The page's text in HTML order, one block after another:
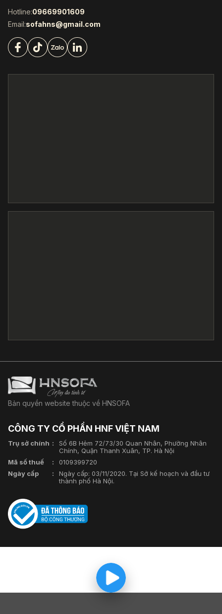
Hotline:09669901609
Email:sofahns@gmail.com
Bản quyền website thuộc về HNSOFA
CÔNG TY CỔ PHẦN HNF VIỆT NAM
Trụ sở chính
Số 6B Hẻm 72/73/30 Quan Nhân, Phường Nhân
Chính, Quận Thanh Xuân, TP. Hà Nội
Mã số thuế
0109399720
Ngày cấp
Ngày cấp: 03/11/2020. Tại Sở kế hoạch và đầu tư
thành phố Hà Nội.